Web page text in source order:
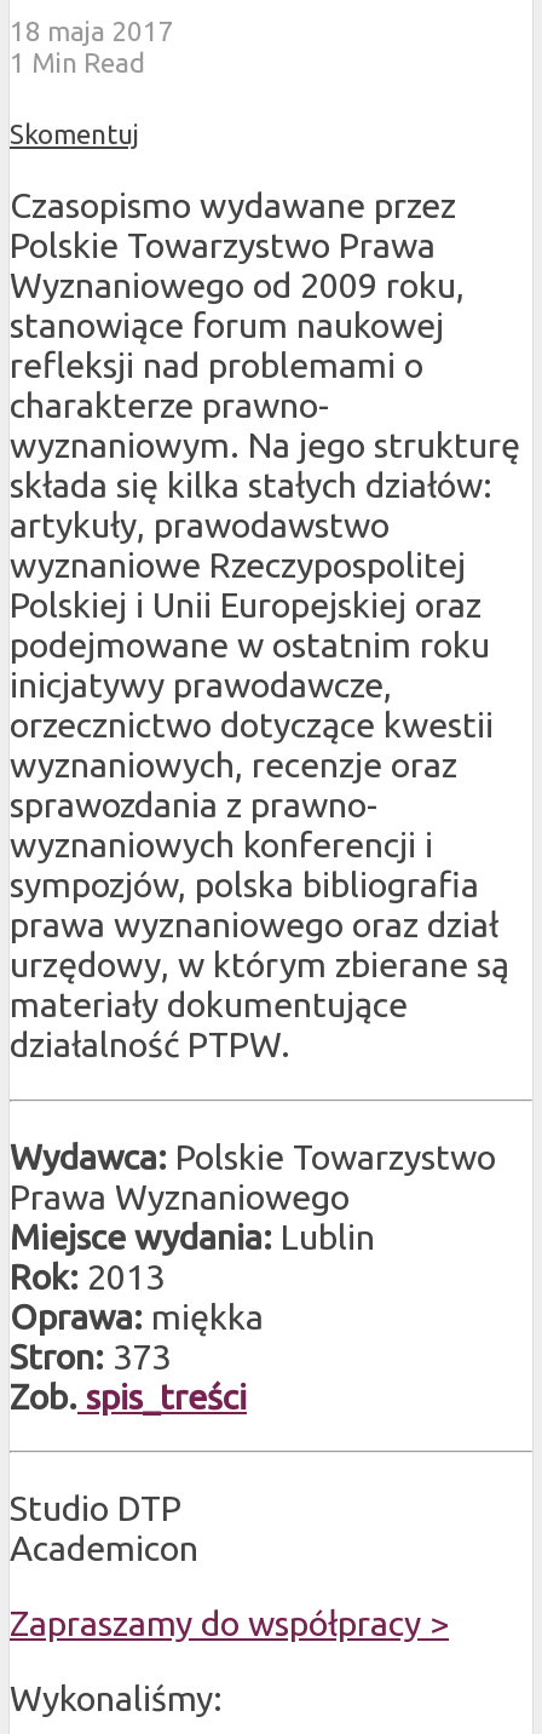
18 maja 2017
1 Min Read
Skomentuj
Czasopismo wydawane przez
Polskie Towarzystwo Prawa
Wyznaniowego od 2009 roku,
stanowiące forum naukowej
refleksji nad problemami o
charakterze prawno-
wyznaniowym. Na jego strukturę
składa się kilka stałych działów:
artykuły, prawodawstwo
wyznaniowe Rzeczypospolitej
Polskiej i Unii Europejskiej oraz
podejmowane w ostatnim roku
inicjatywy prawodawcze,
orzecznictwo dotyczące kwestii
wyznaniowych, recenzje oraz
sprawozdania z prawno-
wyznaniowych konferencji i
sympozjów, polska bibliografia
prawa wyznaniowego oraz dział
urzędowy, w którym zbierane są
materiały dokumentujące
działalność PTPW.
Wydawca: Polskie Towarzystwo
Prawa Wyznaniowego
Miejsce wydania: Lublin
Rok: 2013
Oprawa: miękka
Stron: 373
Zob. spis_treści
Studio DTP
Academicon
Zapraszamy do współpracy >
Wykonaliśmy: